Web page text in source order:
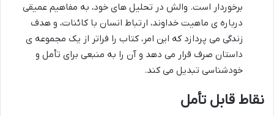
برخوردار است. والش در تحلیل های خود، به مفاهیم عمیقی
درباره ی ماهیت خداوند، ارتباط انسان با کائنات، و هدف
زندگی می پردازد که این امر، کتاب را فراتر از یک مجموعه ی
داستان صرف قرار می دهد و آن را به منبعی برای تأمل و
خودشناسی تبدیل می کند.
نقاط قابل تأمل